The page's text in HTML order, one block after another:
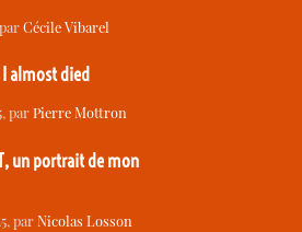
Cécile Vibarel
almost died
, parPierre Mottron
un portrait de mon
, parNicolas Losson